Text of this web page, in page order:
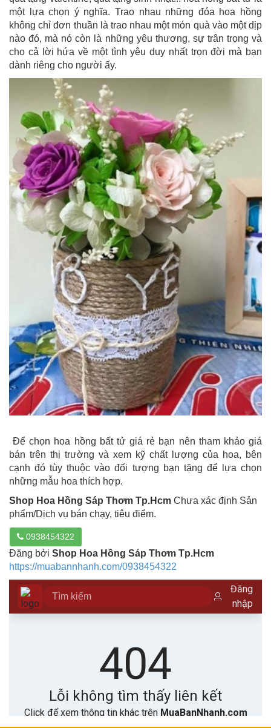
một lựa chọn ý nghĩa. Trao nhau những đóa hoa hồng
không chỉ đơn thuần là trao nhau một món quà vào một dịp
nào đó, mà nó còn là những yêu thương, sự trân trọng và
cho cả lời hứa về một tình yêu duy nhất trọn đời mà bạn
dành riêng cho người ấy.
Để chọn hoa hồng bất tử giá rẻ bạn nên tham khảo giá
bán trên thị trường và xem kỹ chất lượng của hoa, bên
cạnh đó tùy thuộc vào đối tượng bạn tặng để lựa chọn
những mẫu hoa thích hợp.
Shop Hoa Hồng Sáp Thơm Tp.Hcm Chưa xác định Sản
phẩm/Dịch vụ bán chạy, tiêu điểm.
0938454322
Đăng bởi Shop Hoa Hồng Sáp Thơm Tp.Hcm
https://muabannhanh.com/0938454322